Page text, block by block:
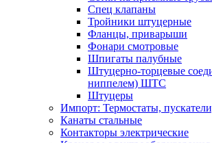
Спец клапаны
Тройники штуцерные
Фланцы, приварыши
Фонари смотровые
Шпигаты палубные
Штуцерно-торцевые
ниппелем) ШТС
Штуцеры
Импорт: Термостаты,
Канаты стальные
Контакторы электрические